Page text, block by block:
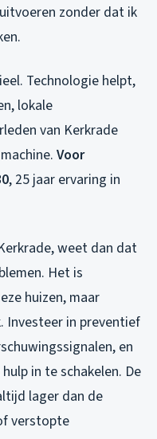
zonder dat ik
Technologie helpt,
lokale
van Kerkrade
Voor
, 25 jaar ervaring in
weet dan dat
Het is
huizen, maar
Investeer in preventief
en
in te schakelen. De
lager dan de
verstopte